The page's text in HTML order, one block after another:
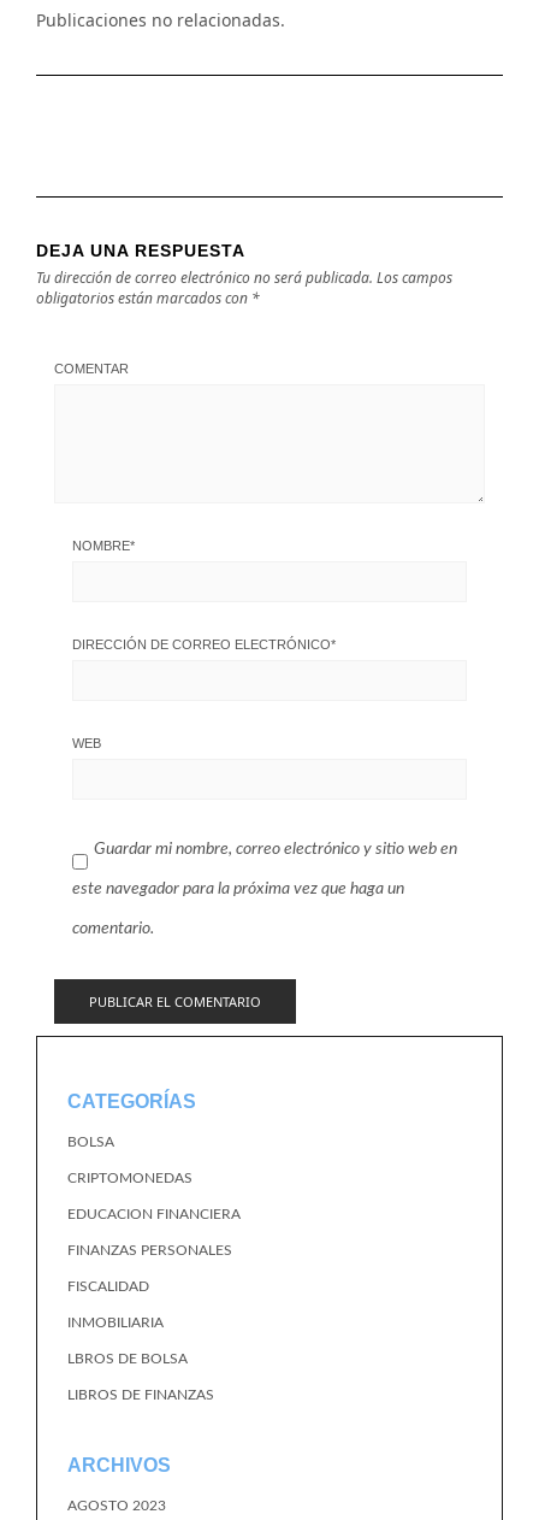
Publicaciones no relacionadas.
DEJA UNA RESPUESTA
Tu dirección de correo electrónico no será publicada. Los campos
obligatorios están marcados con *
COMENTAR
NOMBRE*
DIRECCIÓN DE CORREO ELECTRÓNICO*
WEB
Guardar mi nombre, correo electrónico y sitio web en
este navegador para la próxima vez que haga un
comentario.
CATEGORÍAS
BOLSA
CRIPTOMONEDAS
EDUCACION FINANCIERA
FINANZAS PERSONALES
FISCALIDAD
INMOBILIARIA
LBROS DE BOLSA
LIBROS DE FINANZAS
ARCHIVOS
AGOSTO 2023